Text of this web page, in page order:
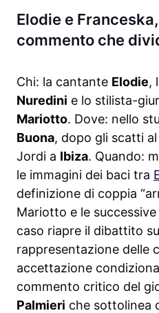
Elodie e
commento che
Chi: la cantante Elodie,
Nuredini e lo stilista-
Mariotto. Dove: nello
Buona, dopo gli scatti
Jordi a Ibiza. Quando:
le immagini dei baci tra
definizione di coppia
Mariotto e le
caso riapre il dibattito
rappresentazione delle
accettazione
commento critico del
Palmieri che sottolinea